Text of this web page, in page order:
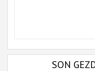
SON